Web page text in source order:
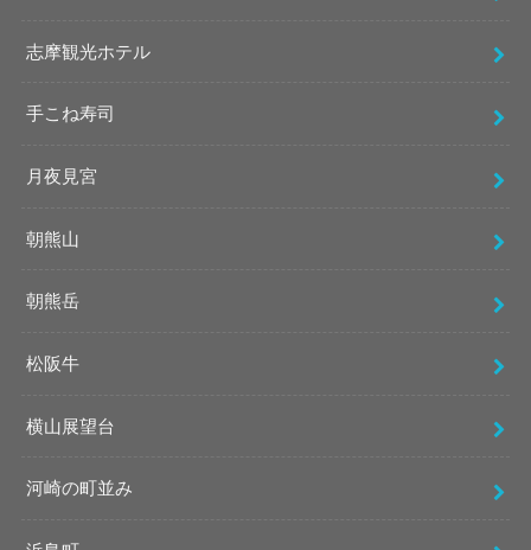
志摩観光ホテル
手こね寿司
月夜見宮
朝熊山
朝熊岳
松阪牛
横山展望台
河崎の町並み